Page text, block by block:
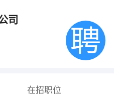
司
在招职位